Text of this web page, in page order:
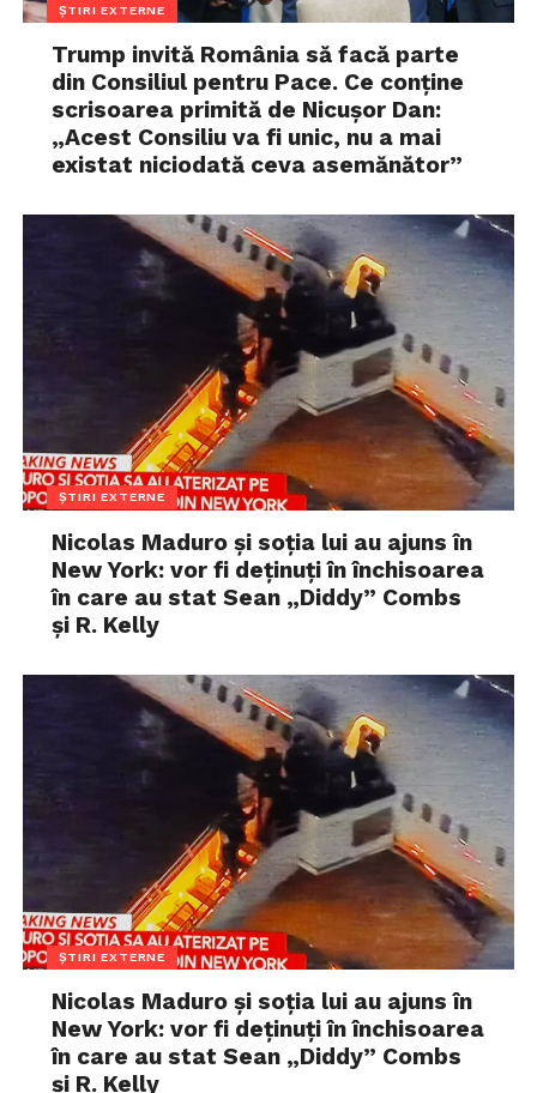
ȘTIRI EXTERNE
Trump invită România să facă parte
din Consiliul pentru Pace. Ce conține
scrisoarea primită de Nicușor Dan:
„Acest Consiliu va fi unic, nu a mai
existat niciodată ceva asemănător”
ȘTIRI EXTERNE
Nicolas Maduro și soția lui au ajuns în
New York: vor fi deținuți în închisoarea
în care au stat Sean „Diddy” Combs
și R. Kelly
ȘTIRI EXTERNE
Nicolas Maduro și soția lui au ajuns în
New York: vor fi deținuți în închisoarea
în care au stat Sean „Diddy” Combs
și R. Kelly